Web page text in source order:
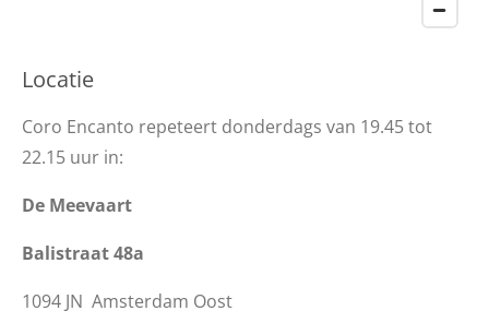
Locatie
Coro Encanto repeteert donderdags van 19.45 tot
22.15 uur in:
De Meevaart
Balistraat 48a
1094 JN Amsterdam Oost